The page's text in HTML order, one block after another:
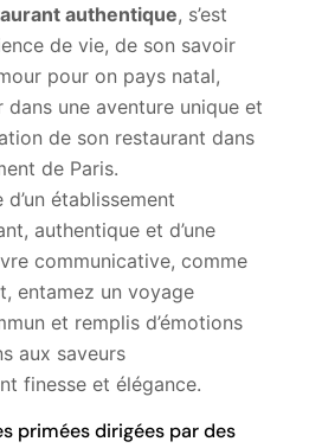
authentique, s’est
de vie, de son savoir
pour on pays natal,
dans une aventure unique et
de son restaurant dans
de Paris.
établissement
authentique et d’une
communicative, comme
entamez un voyage
et remplis d’émotions
aux saveurs
finesse et élégance.
primées dirigées par des